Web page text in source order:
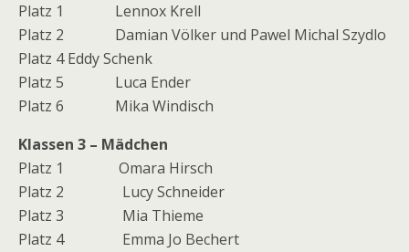
Platz 1 Lennox Krell
Platz 2 Damian Völker und Pawel Michal Szydlo
Platz 4 Eddy Schenk
Platz 5 Luca Ender
Platz 6 Mika Windisch
Klassen 3 – Mädchen
Platz 1 Omara Hirsch
Platz 2 Lucy Schneider
Platz 3 Mia Thieme
Platz 4 Emma Jo Bechert